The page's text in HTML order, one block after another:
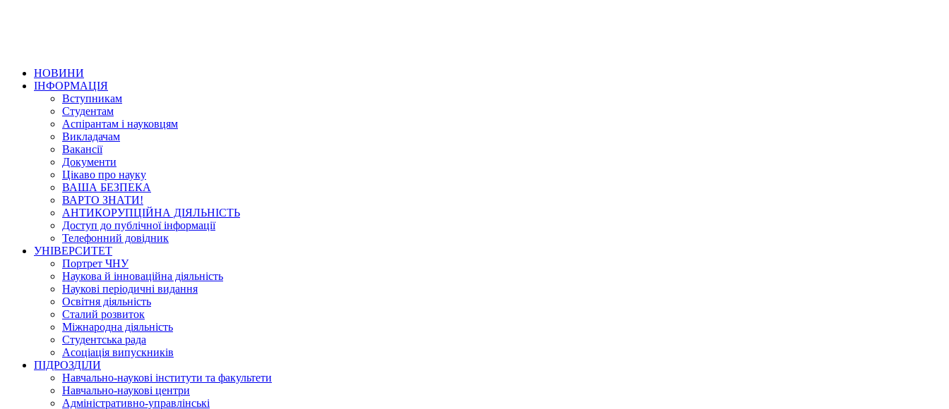
НОВИНИ
ІНФОРМАЦІЯ
Вступникам
Студентам
Аспірантам і науковцям
Викладачам
Вакансії
Документи
Цікаво про науку
ВАША БЕЗПЕКА
ВАРТО ЗНАТИ!
АНТИКОРУПЦІЙНА ДІЯЛЬНІСТЬ
Доступ до публічної інформації
Телефонний довідник
УНІВЕРСИТЕТ
Портрет ЧНУ
Наукова й інноваційна діяльність
Наукові періодичні видання
Освітня діяльність
Сталий розвиток
Міжнародна діяльність
Студентська рада
Асоціація випускників
ПІДРОЗДІЛИ
Навчально-наукові інститути та факультети
Навчально-наукові центри
Адміністративно-управлінські